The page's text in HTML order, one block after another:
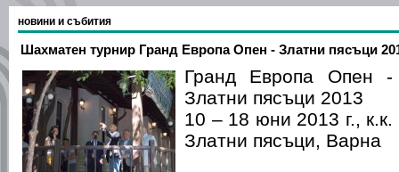
новини и събития
Шахматен турнир Гранд Европа Опен - Златни пясъци
Гранд Европа Опен -
Златни пясъци 2013
10 – 18 юни 2013 г., к.к.
Златни пясъци, Варна